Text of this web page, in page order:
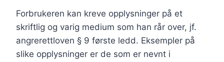
Forbrukeren kan kreve opplysninger på et
skriftlig og varig medium som han rår over, jf.
angrerettloven § 9 første ledd. Eksempler på
slike opplysninger er de som er nevnt i